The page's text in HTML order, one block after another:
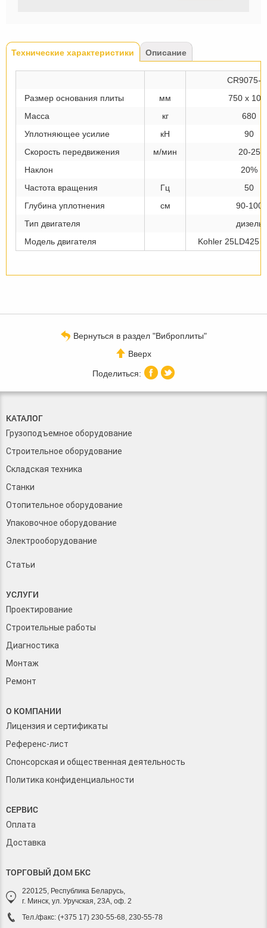
Tabs
Технические характеристики (активная
вкладка)
Описание
CR9075-
Размер основания плиты
мм
750 х
Масса
кг
680
Уплотняющее усилие
кН
90
Скорость передвижения
м/мин
20-25
Наклон
20%
Частота вращения
Гц
50
Глубина уплотнения
см
90-100
Тип двигателя
дизель
Модель двигателя
Kohler 25LD425
Вернуться в раздел "Виброплиты"
Вверх
КАТАЛОГ
Грузоподъемное оборудование
Строительное оборудование
Складская техника
Станки
Отопительное оборудование
Упаковочное оборудование
Электрооборудование
Статьи
УСЛУГИ
Проектирование
Строительные работы
Диагностика
Монтаж
Ремонт
О КОМПАНИИ
Лицензия и сертификаты
Референс-лист
Спонсорская и общественная деятельность
Политика конфиденциальности
СЕРВИС
Оплата
Доставка
ТОРГОВЫЙ ДОМ БКС
220125, Республика Беларусь,
г. Минск, ул. Уручская, 23А, оф. 2
Тел./факс: (+375 17) 230-55-68, 230-55-78